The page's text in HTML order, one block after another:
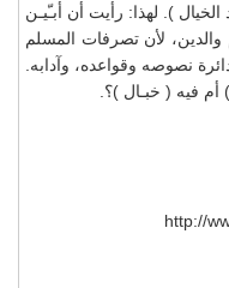
). لهذا: رأيت أن أبـّيـن
والدين، لأن تصرفات المسلم
نصوصه وقواعده، وآدابه.
فيه ( خبـال )؟.
http://